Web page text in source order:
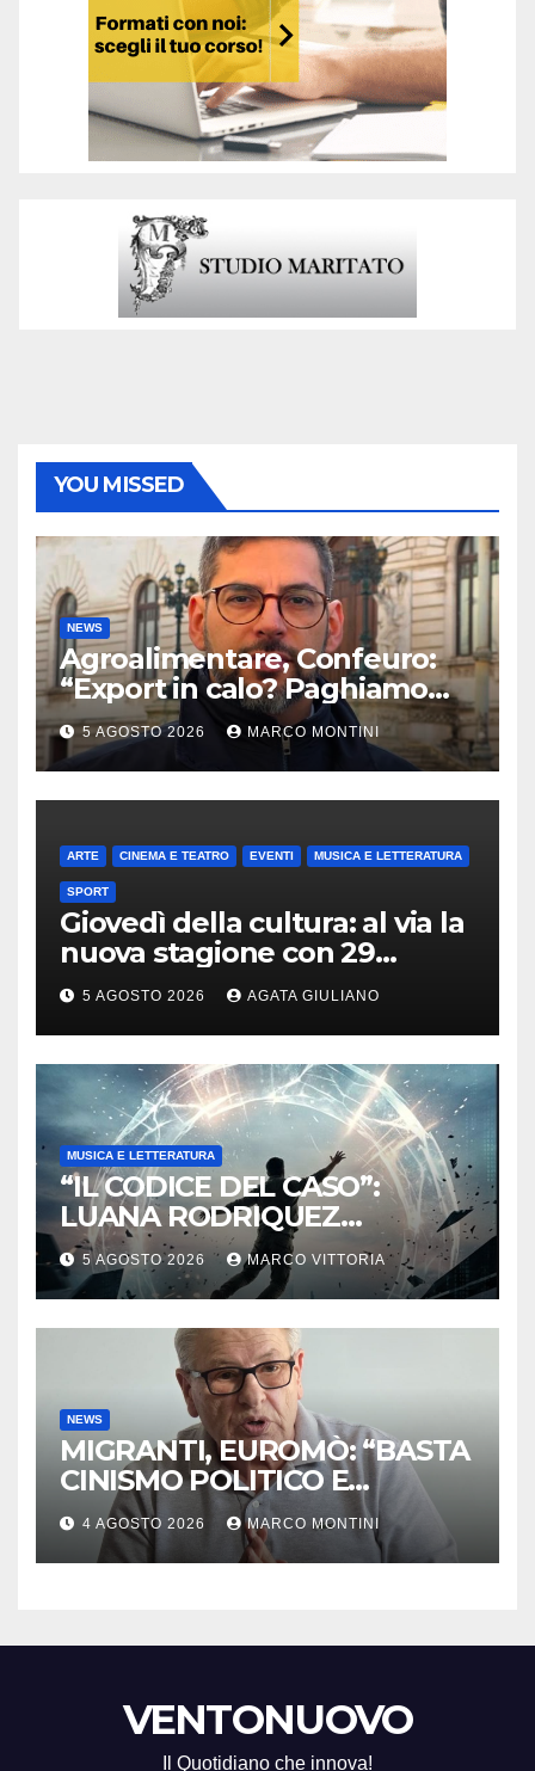
YOU MISSED
NEWS
Agroalimentare, Confeuro:
“Export in calo? Paghiamo
prezzo accondiscendenza Ue
e Italia con Usa”
5 AGOSTO 2026 MARCO MONTINI
ARTE CINEMA E TEATRO EVENTI MUSICA E LETTERATURA
SPORT
Giovedì della cultura: al via la
nuova stagione con 29
appuntamenti da ottobre a
maggio
5 AGOSTO 2026 AGATA GIULIANO
MUSICA E LETTERATURA
“IL CODICE DEL CASO”:
LUANA RODRIQUEZ
ESORDISCE CON UN
THRILLER SUL CONFINE TRA
DESTINO E MANIPOLAZIONE
5 AGOSTO 2026 MARCO VITTORIA
NEWS
MIGRANTI, EUROMÒ: “BASTA
CINISMO POLITICO E
MACABRA INDIFFERENZA
DEI VERTICI EUROPEI”
4 AGOSTO 2026 MARCO MONTINI
VENTONUOVO
Il Quotidiano che innova!